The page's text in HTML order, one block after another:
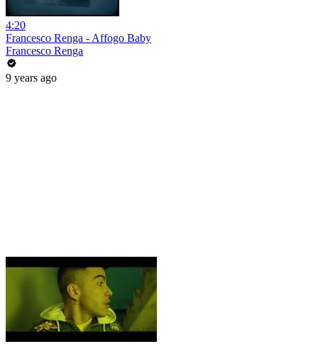
4:20
Francesco Renga - Affogo Baby
Francesco Renga
9 years ago